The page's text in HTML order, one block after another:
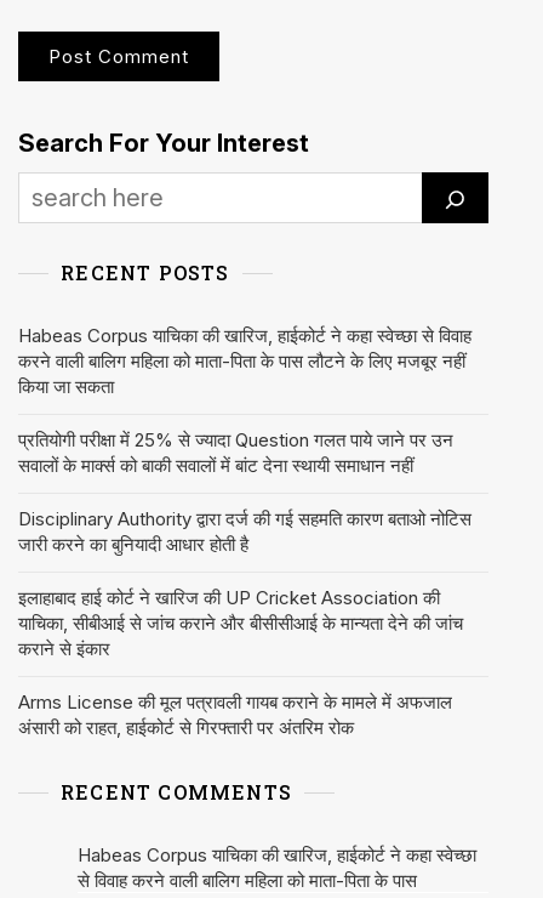
Search For Your Interest
RECENT POSTS
Habeas Corpus याचिका की खारिज, हाईकोर्ट ने कहा स्वेच्छा से विवाह
करने वाली बालिग महिला को माता-पिता के पास लौटने के लिए मजबूर नहीं
किया जा सकता
प्रतियोगी परीक्षा में 25% से ज्यादा Question गलत पाये जाने पर उन
सवालों के मार्क्स को बाकी सवालों में बांट देना स्थायी समाधान नहीं
Disciplinary Authority द्वारा दर्ज की गई सहमति कारण बताओ नोटिस
जारी करने का बुनियादी आधार होती है
इलाहाबाद हाई कोर्ट ने खारिज की UP Cricket Association की
याचिका, सीबीआई से जांच कराने और बीसीसीआई के मान्यता देने की जांच
कराने से इंकार
Arms License की मूल पत्रावली गायब कराने के मामले में अफजाल
अंसारी को राहत, हाईकोर्ट से गिरफ्तारी पर अंतरिम रोक
RECENT COMMENTS
Habeas Corpus याचिका की खारिज, हाईकोर्ट ने कहा स्वेच्छा
से विवाह करने वाली बालिग महिला को माता-पिता के पास